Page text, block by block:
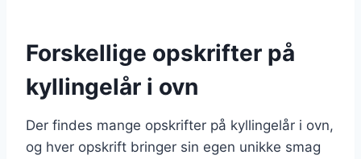
Forskellige opskrifter på
kyllingelår i ovn
Der findes mange opskrifter på kyllingelår i ovn,
og hver opskrift bringer sin egen unikke smag